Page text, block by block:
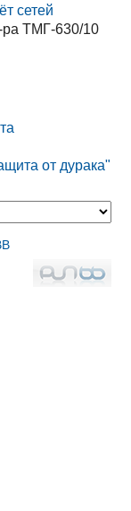
сетей
ра ТМГ-630/10
от дурака"